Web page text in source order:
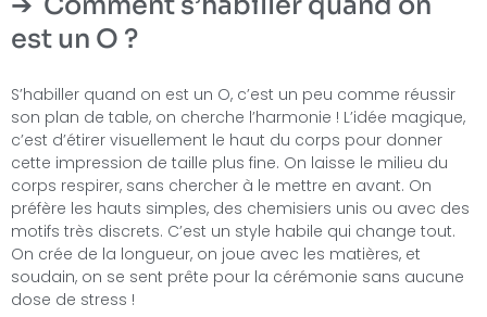
est un O ?
S’habiller quand on est un O, c’est un peu comme réussir
son plan de table, on cherche l’harmonie ! L’idée magique,
c’est d’étirer visuellement le haut du corps pour donner
cette impression de taille plus fine. On laisse le milieu du
corps respirer, sans chercher à le mettre en avant. On
préfère les hauts simples, des chemisiers unis ou avec des
motifs très discrets. C’est un style habile qui change tout.
On crée de la longueur, on joue avec les matières, et
soudain, on se sent prête pour la cérémonie sans aucune
dose de stress !